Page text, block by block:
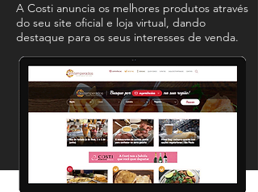
A Costi anuncia os melhores produtos através
do seu site oficial e loja virtual, dando
destaque para os seus interesses de venda.